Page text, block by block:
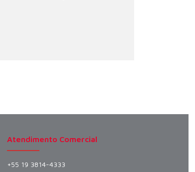
Atendimento Comercial
+55 19 3814-4333